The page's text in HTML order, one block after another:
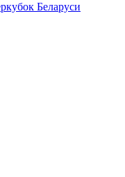
Беларуси